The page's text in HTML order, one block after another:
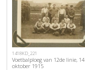
1418KD_221
Voetbalploeg van 12de linie, 14
oktober 1915